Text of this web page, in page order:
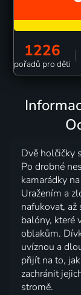
1226
pořadů pro děti
Dvě holčičky
Po drobné
kamarádky
Uražením a
nafukovat, až
balóny, které
oblakům.
uvíznou a
přijít na to,
zachránit
stromě.